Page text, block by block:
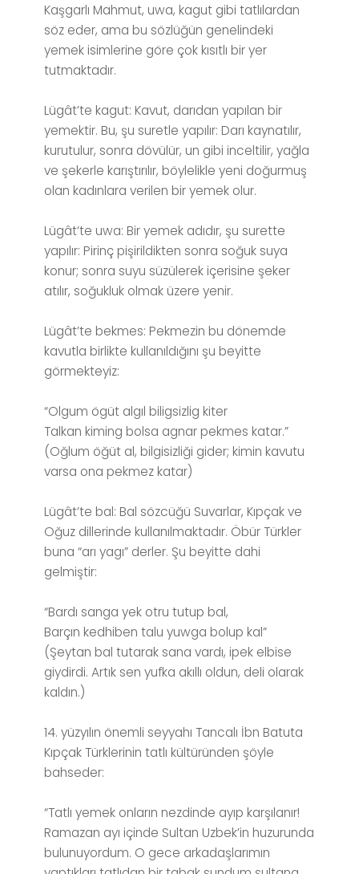
Kaşgarlı Mahmut, uwa, kagut gibi tatlılardan
söz eder, ama bu sözlüğün genelindeki
yemek isimlerine göre çok kısıtlı bir yer
tutmaktadır.
Lügât’te kagut: Kavut, darıdan yapılan bir
yemektir. Bu, şu suretle yapılır: Darı kaynatılır,
kurutulur, sonra dövülür, un gibi inceltilir, yağla
ve şekerle karıştırılır, böylelikle yeni doğurmuş
olan kadınlara verilen bir yemek olur.
Lügât’te uwa: Bir yemek adıdır, şu surette
yapılır: Pirinç pişirildikten sonra soğuk suya
konur; sonra suyu süzülerek içerisine şeker
atılır, soğukluk olmak üzere yenir.
Lügât’te bekmes: Pekmezin bu dönemde
kavutla birlikte kullanıldığını şu beyitte
görmekteyiz:
“Olgum ögüt algıl biligsizlig kiter
Talkan kiming bolsa agnar pekmes katar.”
(Oğlum öğüt al, bilgisizliği gider; kimin kavutu
varsa ona pekmez katar)
Lügât’te bal: Bal sözcüğü Suvarlar, Kıpçak ve
Oğuz dillerinde kullanılmaktadır. Öbür Türkler
buna “arı yagı” derler. Şu beyitte dahi
gelmiştir:
“Bardı sanga yek otru tutup bal,
Barçın kedhiben talu yuwga bolup kal”
(Şeytan bal tutarak sana vardı, ipek elbise
giydirdi. Artık sen yufka akıllı oldun, deli olarak
kaldın.)
14. yüzyılın önemli seyyahı Tancalı İbn Batuta
Kıpçak Türklerinin tatlı kültüründen şöyle
bahseder:
“Tatlı yemek onların nezdinde ayıp karşılanır!
Ramazan ayı içinde Sultan Uzbek’in huzurunda
bulunuyordum. O gece arkadaşlarımın